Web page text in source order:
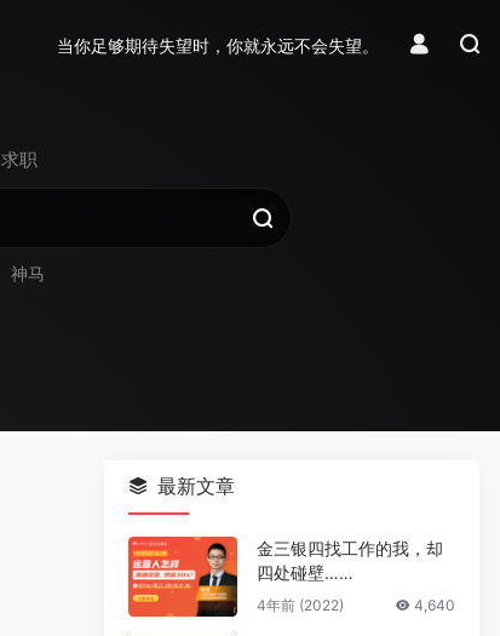
当你足够期待失望时，你就永远不会失望。
求职
神马
最新文章
金三银四找工作的我，却
四处碰壁……
4年前 (2022) 4,640